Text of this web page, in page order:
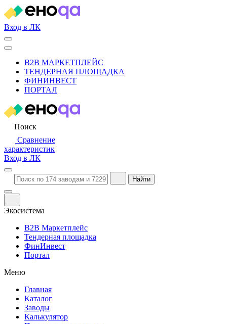
Вход в ЛК
B2B МАРКЕТПЛЕЙС
ТЕНДЕРНАЯ ПЛОЩАДКА
ФИНИНВЕСТ
ПОРТАЛ
Поиск
Сравнение
характеристик
Вход в ЛК
Найти
Экосистема
B2B Маркетплейс
Тендерная площадка
ФинИнвест
Портал
Меню
Главная
Каталог
Заводы
Калькулятор